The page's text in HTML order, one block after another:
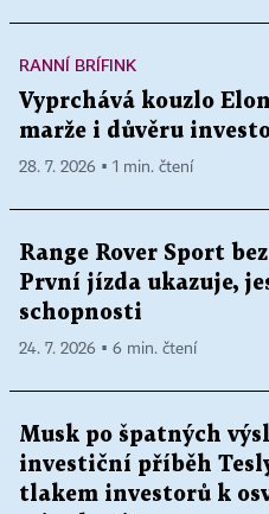
RANNÍ BRÍFINK
Vyprchává kouzlo
marže i důvěru
28. 7. 2026 ▪ 1 min. čtení
Range Rover Sport
První jízda ukazuje,
schopnosti
24. 7. 2026 ▪ 6 min. čtení
Musk po špatných
investiční příběh
tlakem investorů k